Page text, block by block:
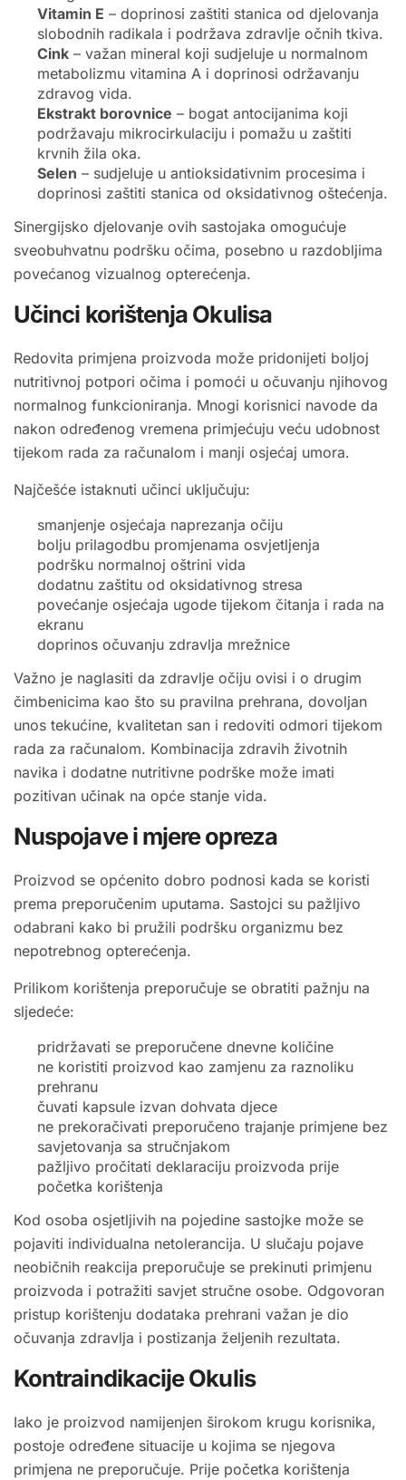
Vitamin E – doprinosi zaštiti stanica od djelovanja
slobodnih radikala i podržava zdravlje očnih tkiva.
Cink– važan mineral koji sudjeluje u normalnom
metabolizmu vitamina A i doprinosi održavanju
zdravog vida.
Ekstrakt borovnice – bogat antocijanima koji
podržavaju mikrocirkulaciju i pomažu u zaštiti
krvnih žila oka.
Selen – sudjeluje u antioksidativnim procesima i
doprinosi zaštiti stanica od oksidativnog oštećenja.
Sinergijsko djelovanje ovih sastojaka omogućuje
sveobuhvatnu podršku očima, posebno u razdobljima
povećanog vizualnog opterećenja.
Učinci korištenja Okulisa
Redovita primjena proizvoda može pridonijeti boljoj
nutritivnoj potpori očima i pomoći u očuvanju njihovog
normalnog funkcioniranja. Mnogi korisnici navode da
nakon određenog vremena primjećuju veću udobnost
tijekom rada za računalom i manji osjećaj umora.
Najčešće istaknuti učinci uključuju:
smanjenje osjećaja naprezanja očiju
bolju prilagodbu promjenama osvjetljenja
podršku normalnoj oštrini vida
dodatnu zaštitu od oksidativnog stresa
povećanje osjećaja ugode tijekom čitanja i rada na
ekranu
doprinos očuvanju zdravlja mrežnice
Važno je naglasiti da zdravlje očiju ovisi i o drugim
čimbenicima kao što su pravilna prehrana, dovoljan
unos tekućine, kvalitetan san i redoviti odmori tijekom
rada za računalom. Kombinacija zdravih životnih
navika i dodatne nutritivne podrške može imati
pozitivan učinak na opće stanje vida.
Nuspojave i mjere opreza
Proizvod se općenito dobro podnosi kada se koristi
prema preporučenim uputama. Sastojci su pažljivo
odabrani kako bi pružili podršku organizmu bez
nepotrebnog opterećenja.
Prilikom korištenja preporučuje se obratiti pažnju na
sljedeće:
pridržavati se preporučene dnevne količine
ne koristiti proizvod kao zamjenu za raznoliku
prehranu
čuvati kapsule izvan dohvata djece
ne prekoračivati preporučeno trajanje primjene bez
savjetovanja sa stručnjakom
pažljivo pročitati deklaraciju proizvoda prije
početka korištenja
Kod osoba osjetljivih na pojedine sastojke može se
pojaviti individualna netolerancija. U slučaju pojave
neobičnih reakcija preporučuje se prekinuti primjenu
proizvoda i potražiti savjet stručne osobe. Odgovoran
pristup korištenju dodataka prehrani važan je dio
očuvanja zdravlja i postizanja željenih rezultata.
Kontraindikacije Okulis
Iako je proizvod namijenjen širokom krugu korisnika,
postoje određene situacije u kojima se njegova
primjena ne preporučuje. Prije početka korištenja